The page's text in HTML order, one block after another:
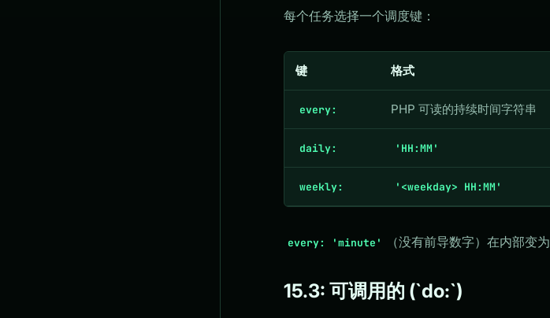
每个任务选择一个调度键：
键 格式
every: PHP 可读的持续时间字符串
daily: 'HH:MM'
weekly: '<weekday> HH:MM'
every: 'minute' （没有前导数字）在内部变为
15.3: 可调用的 (`do:`)